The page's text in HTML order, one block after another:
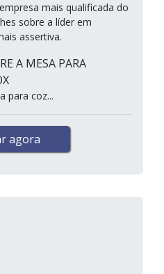
mais qualificada do
sobre a líder em
assertiva.
A MESA PARA
para coz...
agora